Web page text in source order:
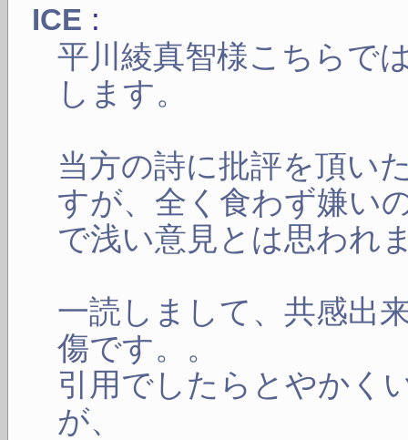
ICE :
平川綾真智様こちらで
します。
当方の詩に批評を頂い
すが、全く食わず嫌い
で浅い意見とは思われ
一読しまして、共感出
傷です。。
引用でしたらとやかく
が、